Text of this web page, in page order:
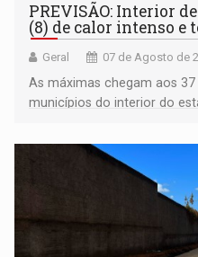
PREVISÃO: Interior
(8) de calor intenso e
Geral 07 de Agosto de
As máximas chegam aos
municípios do interior do